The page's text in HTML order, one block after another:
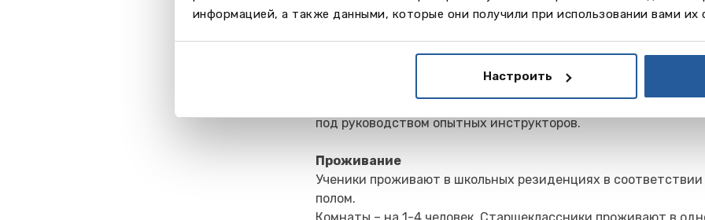
информацией, а также данными, которые они получили при использовании вами их
Настроить
Секции: математики, физики, театральная, живописи, клуб
под руководством опытных инструкторов.
Проживание
Ученики проживают в школьных резиденциях в соответствии
полом.